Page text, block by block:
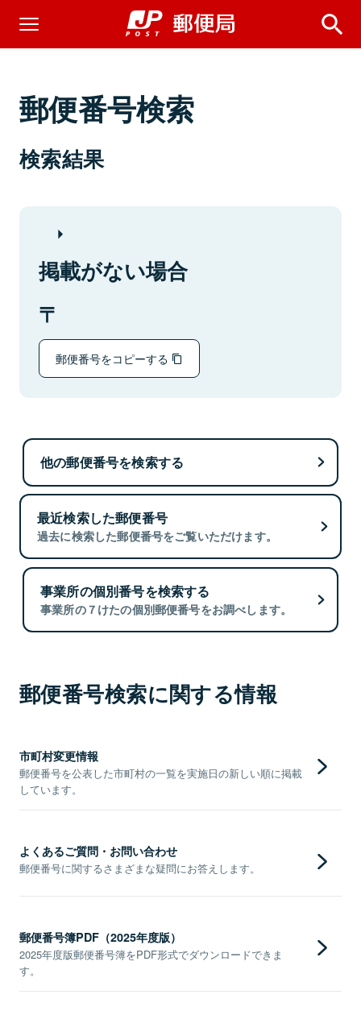
郵便番号検索
検索結果
掲載がない場合
郵便番号をコピーする
他の郵便番号を検索する
最近検索した郵便番号
過去に検索した郵便番号をご覧いただけます。
事業所の個別番号を検索する
事業所の７けたの個別郵便番号をお調べします。
郵便番号検索に関する情報
市町村変更情報
郵便番号を公表した市町村の一覧を実施日の新しい順に掲載
しています。
よくあるご質問・お問い合わせ
郵便番号に関するさまざまな疑問にお答えします。
郵便番号簿PDF（2025年度版）
2025年度版郵便番号簿をPDF形式でダウンロードできま
す。